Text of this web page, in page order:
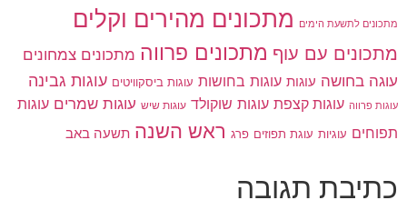
מתכונים לתשעת הימים מתכונים מהירים וקלים
מתכונים עם עוף מתכונים פרווה מתכונים צמחונים
עוגה בחושה עוגות עוגות בחושות עוגות ביסקוויטים עוגות גבינה
עוגות פרווה עוגות קצפת עוגות שוקולד עוגות שיש עוגות שמרים עוגות
תפוחים עוגיות עוגת תפוזים פרג ראש השנה תשעה באב
כתיבת תגובה